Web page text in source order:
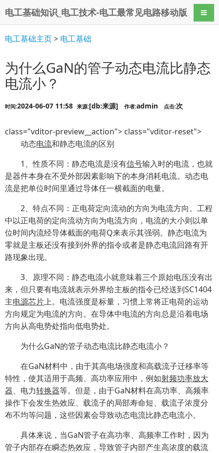
电工基础知识_电工技术-电工最常见电路移动版 导航
电工基础主页> 电工基础
为什么GaN的管子动态电流比静态
电流小？
时间:2024-06-07 11:58 来源:[db:来源] 作者:admin 点击:次
class="vditor-preview__action"> class="vditor-reset">
动态电流和静态电流的区别
1、性质不同：静态电流是没有信号输入时的电流，也就
是器件本身在不受外部因素影响下的本身消耗电流。动态电
流是把单位时间里通过导体任一横截面的电量。
2、特点不同：正电荷定向流动的方向为电流方向。工程
中以正电荷的定向流动方向为电流方向，电流的大小则以单
位时间内流经导体截面的电荷Q来表示其强弱。静态电流为
零就是主板还没有接到外界的指令或者是静态电流回路有开
路现象出现。
3、原理不同：静态电流小就意味着三个原始电压没有出
来，但只要有电流就表示外界给主板的指令已经送到SC1404
主电源芯片上。电流强度是标量，习惯上常将正电荷的运动
方向规定为电流的方向。在导体中电流的方向总是沿着电场
方向从高电势处指向低电势处。
为什么GaN的管子动态电流比静态电流小？
在GaN材料中，由于其高电场强度和高载流子迁移率等
特性，使其适用于高频、高功率应用中，例如射频功率放大
器、电力转换器等。但是，由于GaN材料在高功率、高频率
操作下会发生热效应、载流子的局部寿命短、载流子浓度分
布不均等问题，这些因素会导致动态电流比静态电流小。
具体来说，当GaN管子在高功率、高频率工作时，因为
管子内部存在瞬态热效应，导致管子内部产生高浓度的载流